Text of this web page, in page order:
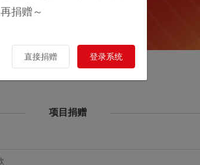
项目捐赠
再捐赠～
直接捐赠 登录系统